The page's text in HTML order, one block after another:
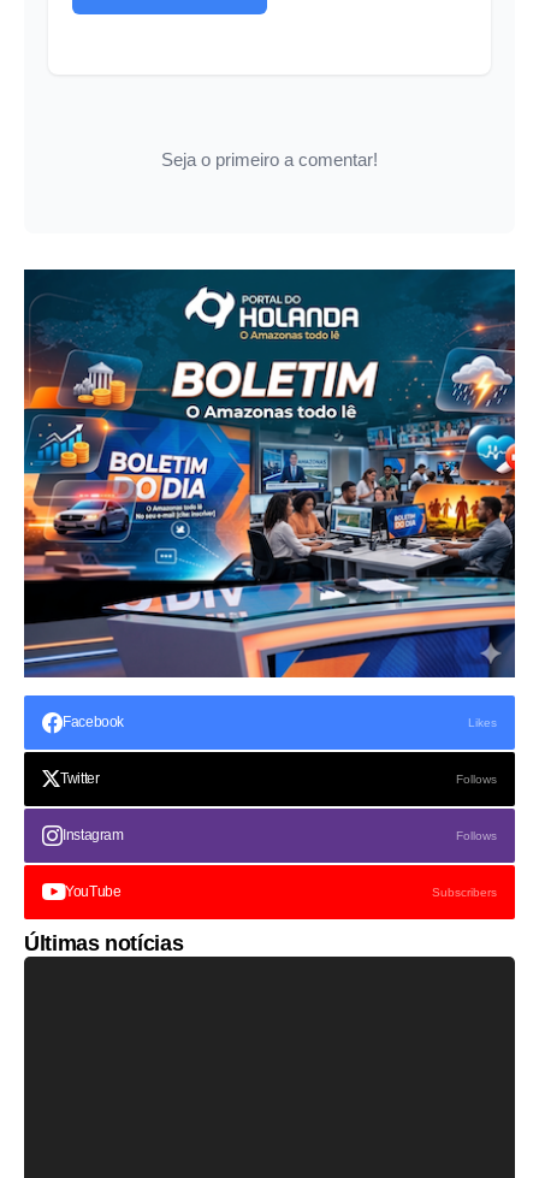
Seja o primeiro a comentar!
Facebook Likes
Twitter Follows
Instagram Follows
YouTube Subscribers
Últimas notícias